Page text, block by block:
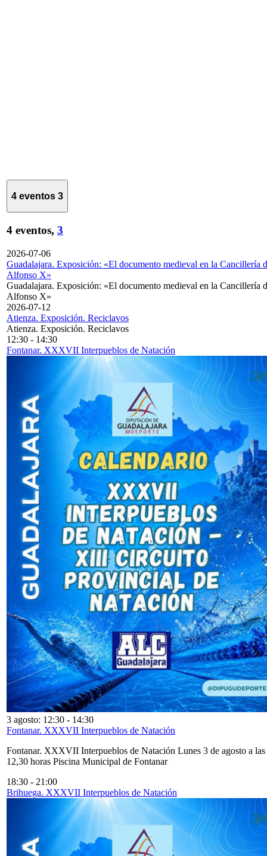
4 eventos 3
4 eventos, 3
2026-07-06
Guadalajara. Exposición: «El documento medieval en la Cancillería
Alfonso X»
Guadalajara. Exposición: «El documento medieval en la Cancillería
Alfonso X»
2026-07-12
Atienza. Exposición. Reciclavos
Atienza. Exposición. Reciclavos
12:30 - 14:30
Fontanar. XXXVII Interpueblos de Natación
3 agosto: 12:30 - 14:30
Fontanar. XXXVII Interpueblos de Natación
Fontanar. XXXVII Interpueblos de Natación Lunes 3 de agosto a las
12,30 horas Piscina Municipal de Fontanar
18:30 - 21:00
Brihuega. XXXVII Interpueblos de Natación